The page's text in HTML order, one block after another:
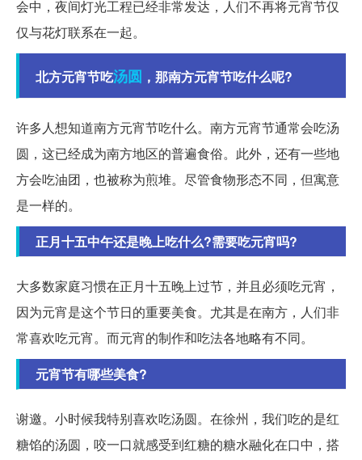
会中，夜间灯光工程已经非常发达，人们不再将元宵节仅
仅与花灯联系在一起。
北方元宵节吃汤圆 ，那南方元宵节吃什么呢?
许多人想知道南方元宵节吃什么。南方元宵节通常会吃汤
圆，这已经成为南方地区的普遍食俗。此外，还有一些地
方会吃油团，也被称为煎堆。尽管食物形态不同，但寓意
是一样的。
正月十五中午还是晚上吃什么?需要吃元宵吗?
大多数家庭习惯在正月十五晚上过节，并且必须吃元宵，
因为元宵是这个节日的重要美食。尤其是在南方，人们非
常喜欢吃元宵。而元宵的制作和吃法各地略有不同。
元宵节有哪些美食?
谢邀。小时候我特别喜欢吃汤圆。在徐州，我们吃的是红
糖馅的汤圆，咬一口就感受到红糖的糖水融化在口中，搭